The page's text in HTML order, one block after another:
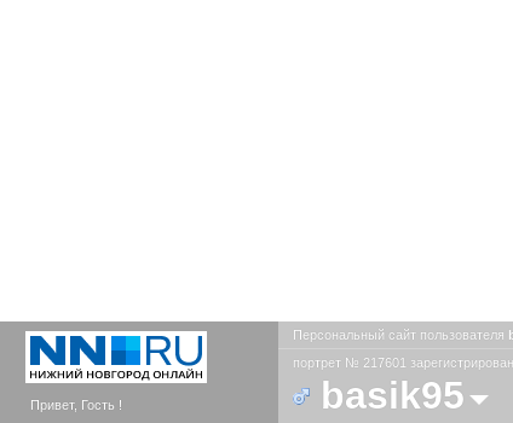
Привет, Гость !
Персональный сайт пользователя
портрет № 217601
basik95